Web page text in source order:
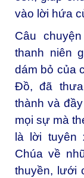
vào lời hứa
Câu
thanh niên
dám bỏ của
Đồ, đã
thành và
mọi sự mà
là lời tuyên
Chúa về
thuyền, lưới